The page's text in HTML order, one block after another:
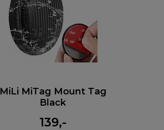
MiLi MiTag Mount Tag
Black
139,-